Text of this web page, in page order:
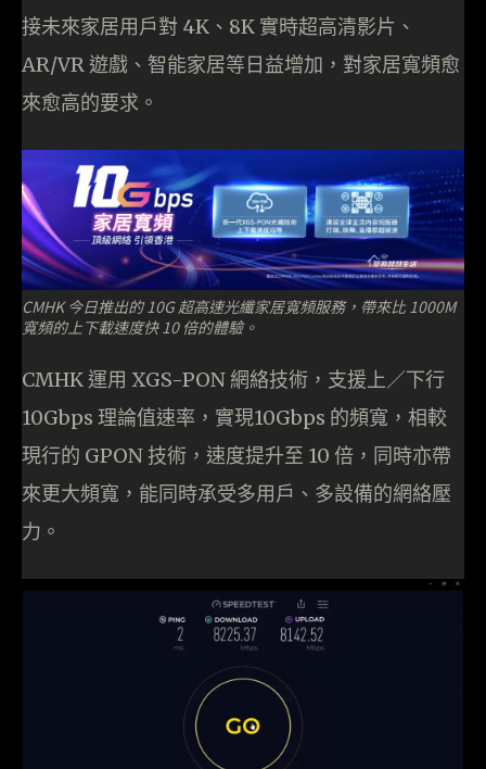
接未來家居用戶對 4K、8K 實時超高清影片、
AR/VR 遊戲、智能家居等日益增加，對家居寬頻愈
來愈高的要求。
CMHK 今日推出的 10G 超高速光纖家居寬頻服務，帶來比 1000M
寬頻的上下載速度快 10 倍的體驗。
CMHK 運用 XGS-PON 網絡技術，支援上／下行
10Gbps 理論值速率，實現10Gbps 的頻寬，相較
現行的 GPON 技術，速度提升至 10 倍，同時亦帶
來更大頻寬，能同時承受多用戶、多設備的網絡壓
力。